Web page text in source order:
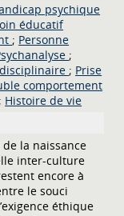
psychique
éducatif
; Personne
;
; Prise
comportement
; Histoire de vie
la naissance
inter-culture
encore à
le souci
éthique